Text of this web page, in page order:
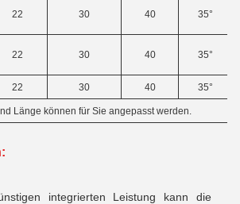
22 30 40 35°
22 30 40 35°
22 30 40 35°
Länge können für Sie angepasst werden.
integrierten Leistung kann die